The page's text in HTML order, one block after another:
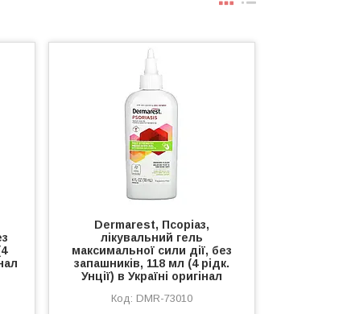
Dermarest, Псоріаз,
лікувальний гель
максимальної сили дії, без
запашників, 118 мл (4 рідк.
Унції) в Україні оригінал
DMR-73010